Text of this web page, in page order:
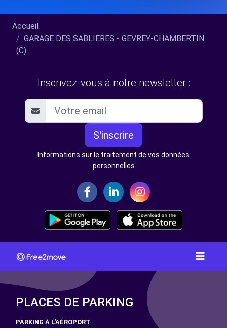
Accueil
GARAGE DES SABLIERES - GEVREY-CHAMBERTIN
(C)...
Inscrivez-vous à notre newsletter :
S'inscrire
Informations sur le traitement de vos données
personnelles
PLACES DE PARKING
PARKING À L'AÉROPORT